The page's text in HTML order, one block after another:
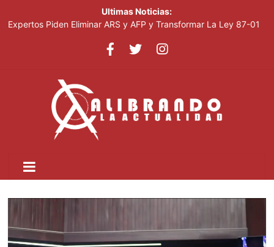
Ultimas Noticias:
Expertos Piden Eliminar ARS y AFP y Transformar La Ley 87-01
miembros de la Fuerza del Pueblo
Acciones De Sandisk Suben 2,800% En Doce Meses Impulsadas
Por La Demanda De IA
Plataforma Cripto Vinculada A Irán Movió US$6,300 Millones
Antes De Ser Sancionada